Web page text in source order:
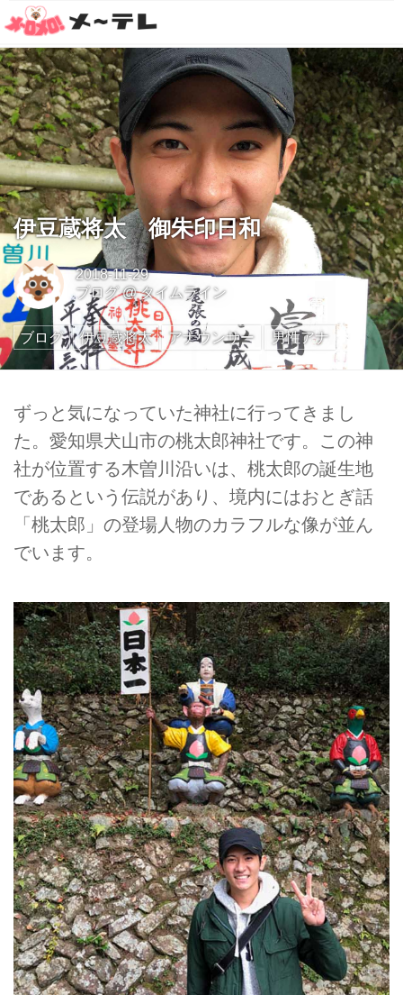
伊豆蔵将太 御朱印日和
2018-11-29
ブログ@タイムライン
ブログ 伊豆蔵将太 アナウンサー 男性アナ
ずっと気になっていた神社に行ってきまし
た。愛知県犬山市の桃太郎神社です。この神
社が位置する木曽川沿いは、桃太郎の誕生地
であるという伝説があり、境内にはおとぎ話
「桃太郎」の登場人物のカラフルな像が並ん
でいます。